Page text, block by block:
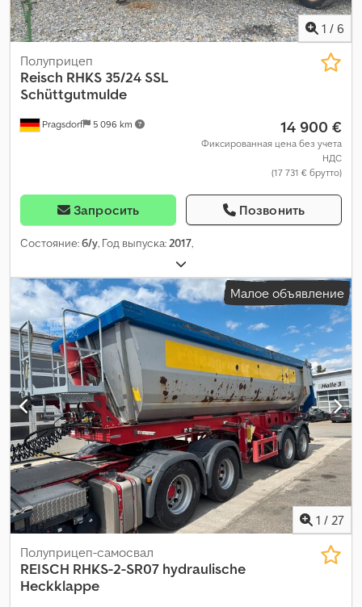
1 / 6
Pragsdorf 5 096 km
Полуприцеп
Reisch RHKS 35/24 SSL
Schüttgutmulde
14 900 €
Фиксированная цена без учета
НДС
(17 731 € брутто)
Запросить Позвонить
Состояние:б/у, Год выпуска:2017,
Малое объявление
1 / 27
Полуприцеп-самосвал
REISCH RHKS-2-SR07 hydraulische
Heckklappe